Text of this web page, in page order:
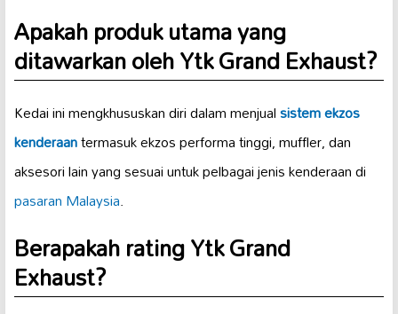
Apakah produk utama yang
ditawarkan oleh Ytk Grand Exhaust?
Kedai ini mengkhususkan diri dalam menjualsistem ekzos
kenderaantermasuk ekzos performa tinggi, muffler, dan
aksesori lain yang sesuai untuk pelbagai jenis kenderaan di
pasaran Malaysia.
Berapakah rating Ytk Grand
Exhaust?